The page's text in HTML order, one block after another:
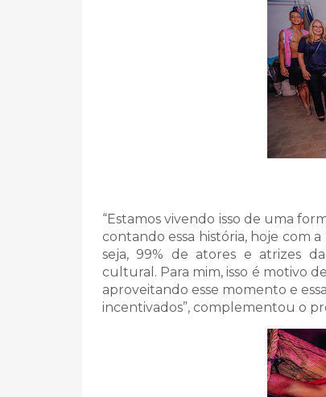
“Estamos vivendo isso de uma
contando essa história, hoje com
seja, 99% de atores e atrizes
cultural. Para mim, isso é motivo
aproveitando esse momento e
incentivados”, complementou o